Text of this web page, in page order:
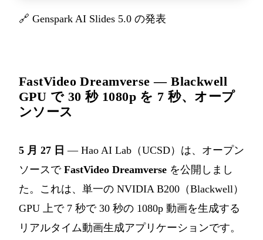
🔗 Genspark AI Slides 5.0 の発表
FastVideo Dreamverse — Blackwell
GPU で 30 秒 1080p を 7 秒、オープ
ンソース
5 月 27 日 — Hao AI Lab（UCSD）は、オープン
ソースで FastVideo Dreamverse を公開しまし
た。これは、単一の NVIDIA B200（Blackwell）
GPU 上で 7 秒で 30 秒の 1080p 動画を生成する
リアルタイム動画生成アプリケーションです。